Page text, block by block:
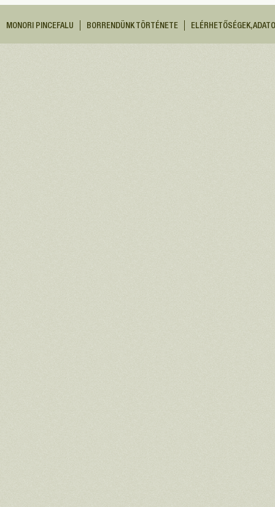
MONORI PINCEFALU BORRENDÜNK TÖRTÉNETE ELÉRHETŐSÉGEK,